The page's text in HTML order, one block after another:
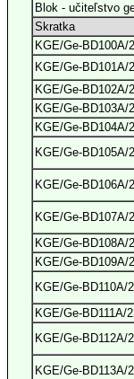
Blok - učiteľstvo
Skratka
KGE/Ge-BD100A/
KGE/Ge-BD101A/
KGE/Ge-BD102A/
KGE/Ge-BD103A/
KGE/Ge-BD104A/
KGE/Ge-BD105A/
KGE/Ge-BD106A/
KGE/Ge-BD107A/
KGE/Ge-BD108A/
KGE/Ge-BD109A/
KGE/Ge-BD110A/
KGE/Ge-BD111A/
KGE/Ge-BD112A/
KGE/Ge-BD113A/